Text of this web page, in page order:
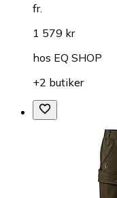
fr.
1 579 kr
hos EQ SHOP
+2 butiker